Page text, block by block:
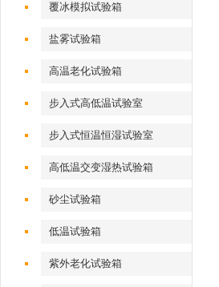
覆冰模拟试验箱
盐雾试验箱
高温老化试验箱
步入式高低温试验室
步入式恒温恒湿试验室
高低温交变湿热试验箱
砂尘试验箱
低温试验箱
紫外老化试验箱